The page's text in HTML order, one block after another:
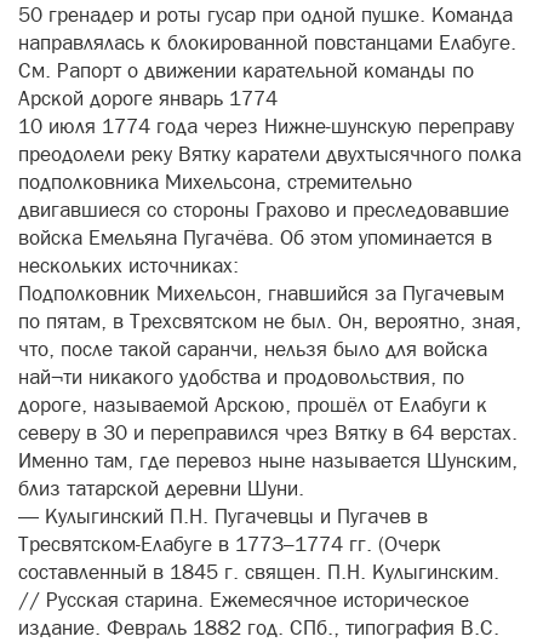
50 гренадер и роты гусар при одной пушке. Команда
направлялась к блокированной повстанцами Елабуге.
См. Рапорт о движении карательной команды по
Арской дороге январь 1774
10 июля 1774 года через Нижне-шунскую переправу
преодолели реку Вятку каратели двухтысячного полка
подполковника Михельсона, стремительно
двигавшиеся со стороны Грахово и преследовавшие
войска Емельяна Пугачёва. Об этом упоминается в
нескольких источниках:
Подполковник Михельсон, гнавшийся за Пугачевым
по пятам, в Трехсвятском не был. Он, вероятно, зная,
что, после такой саранчи, нельзя было для войска
най¬ти никакого удобства и продовольствия, по
дороге, называемой Арскою, прошёл от Елабуги к
северу в 30 и переправился чрез Вятку в 64 верстах.
Именно там, где перевоз ныне называется Шунским,
близ татарской деревни Шуни.
— Кулыгинский П.Н. Пугачевцы и Пугачев в
Тресвятском-Елабуге в 1773–1774 гг. (Очерк
составленный в 1845 г. священ. П.Н. Кулыгинским.
// Русская старина. Ежемесячное историческое
издание. Февраль 1882 год. СПб., типография В.С.